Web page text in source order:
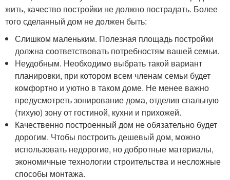
жить, качество постройки не должно пострадать. Более
того сделанный дом не должен быть:
Слишком маленьким. Полезная площадь постройки
должна соответствовать потребностям вашей семьи.
Неудобным. Необходимо выбрать такой вариант
планировки, при котором всем членам семьи будет
комфортно и уютно в таком доме. Не менее важно
предусмотреть зонирование дома, отделив спальную
(тихую) зону от гостиной, кухни и прихожей.
Качественно построенный дом не обязательно будет
дорогим. Чтобы построить дешевый дом, можно
использовать недорогие, но добротные материалы,
экономичные технологии строительства и несложные
способы монтажа.